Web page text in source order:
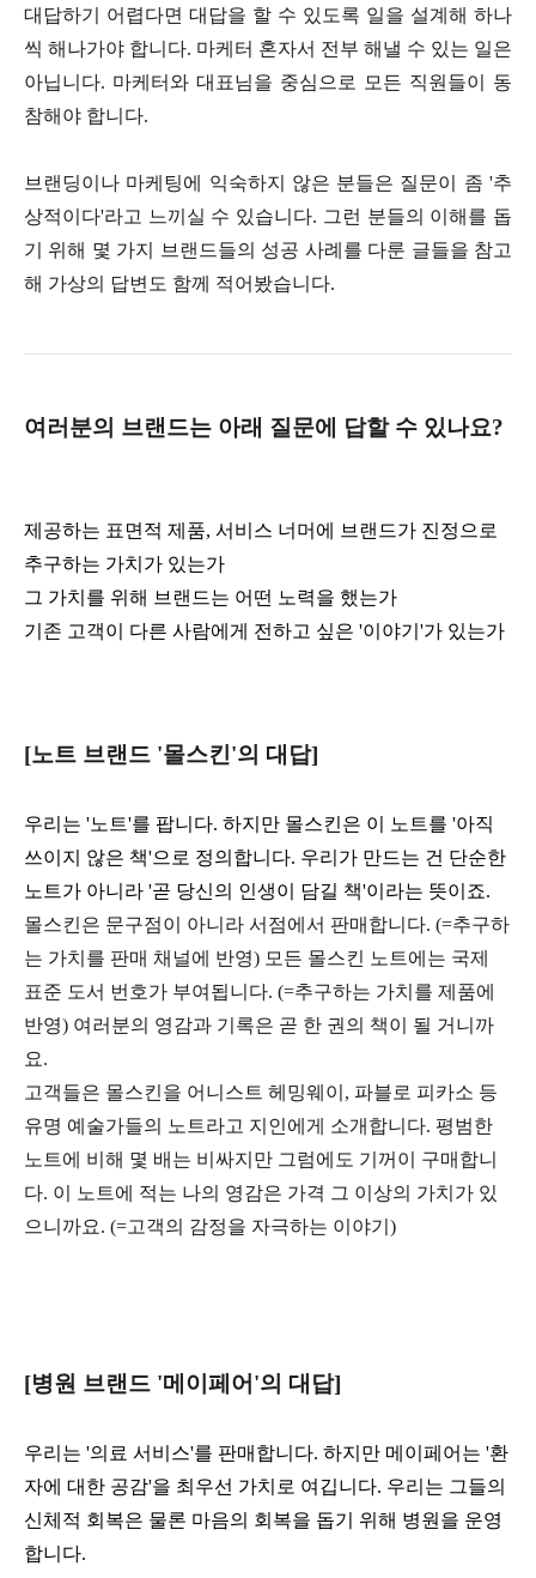
대답하기 어렵다면 대답을 할 수 있도록 일을 설계해 하나
씩 해나가야 합니다. 마케터 혼자서 전부 해낼 수 있는 일은
아닙니다. 마케터와 대표님을 중심으로 모든 직원들이 동
참해야 합니다.
브랜딩이나 마케팅에 익숙하지 않은 분들은 질문이 좀 '추
상적이다'라고 느끼실 수 있습니다. 그런 분들의 이해를 돕
기 위해 몇 가지 브랜드들의 성공 사례를 다룬 글들을 참고
해 가상의 답변도 함께 적어봤습니다.
여러분의 브랜드는 아래 질문에 답할 수 있나요?
제공하는 표면적 제품, 서비스 너머에 브랜드가 진정으로
추구하는 가치가 있는가
그 가치를 위해 브랜드는 어떤 노력을 했는가
기존 고객이 다른 사람에게 전하고 싶은 '이야기'가 있는가
[노트 브랜드 '몰스킨'의 대답]
우리는 '노트'를 팝니다. 하지만 몰스킨은 이 노트를 '아직
쓰이지 않은 책'으로 정의합니다. 우리가 만드는 건 단순한
노트가 아니라 '곧 당신의 인생이 담길 책'이라는 뜻이죠.
몰스킨은 문구점이 아니라 서점에서 판매합니다. (=추구하
는 가치를 판매 채널에 반영) 모든 몰스킨 노트에는 국제
표준 도서 번호가 부여됩니다. (=추구하는 가치를 제품에
반영) 여러분의 영감과 기록은 곧 한 권의 책이 될 거니까
요.
고객들은 몰스킨을 어니스트 헤밍웨이, 파블로 피카소 등
유명 예술가들의 노트라고 지인에게 소개합니다. 평범한
노트에 비해 몇 배는 비싸지만 그럼에도 기꺼이 구매합니
다. 이 노트에 적는 나의 영감은 가격 그 이상의 가치가 있
으니까요. (=고객의 감정을 자극하는 이야기)
[병원 브랜드 '메이페어'의 대답]
우리는 '의료 서비스'를 판매합니다. 하지만 메이페어는 '환
자에 대한 공감'을 최우선 가치로 여깁니다. 우리는 그들의
신체적 회복은 물론 마음의 회복을 돕기 위해 병원을 운영
합니다.